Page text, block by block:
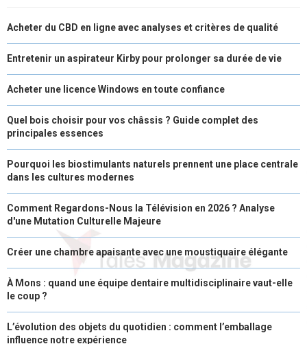
)
Acheter du CBD en ligne avec analyses et critères de qualité
Entretenir un aspirateur Kirby pour prolonger sa durée de vie
Acheter une licence Windows en toute confiance
Quel bois choisir pour vos châssis ? Guide complet des
principales essences
Pourquoi les biostimulants naturels prennent une place centrale
dans les cultures modernes
Comment Regardons-Nous la Télévision en 2026 ? Analyse
d'une Mutation Culturelle Majeure
Créer une chambre apaisante avec une moustiquaire élégante
À Mons : quand une équipe dentaire multidisciplinaire vaut-elle
le coup ?
L’évolution des objets du quotidien : comment l’emballage
influence notre expérience